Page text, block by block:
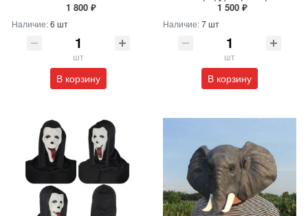
1 800 ₽
Наличие:6 шт
шт
В корзину
1 500 ₽
Наличие:7 шт
шт
В корзину